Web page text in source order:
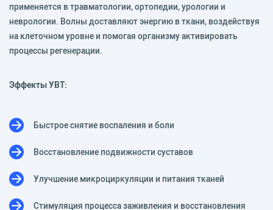
применяется в травматологии, ортопедии, урологии и
неврологии. Волны доставляют энергию в ткани, воздействуя
на клеточном уровне и помогая организму активировать
процессы регенерации.
Эффекты УВТ:
Быстрое снятие воспаления и боли
Восстановление подвижности суставов
Улучшение микроциркуляции и питания тканей
Стимуляция процесса заживления и восстановления